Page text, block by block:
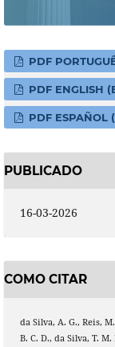
PDF
PDF ENGLISH
PDF ESPAÑOL
PUBLICADO
16-03-2026
COMO CITAR
da Silva, A. G., Reis,
B. C. D., da Silva, T.